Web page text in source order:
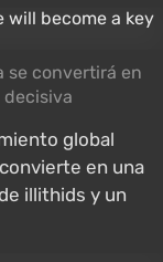
se convertirá en
decisiva
global
en una
illithids y un